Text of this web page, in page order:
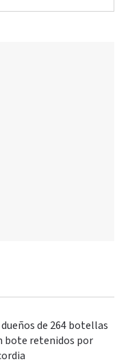
de 264 botellas
bote retenidos por